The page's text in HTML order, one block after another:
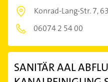
Konrad-Lang-Str. 7,
06074 2 54 00
SANITÄR AAL